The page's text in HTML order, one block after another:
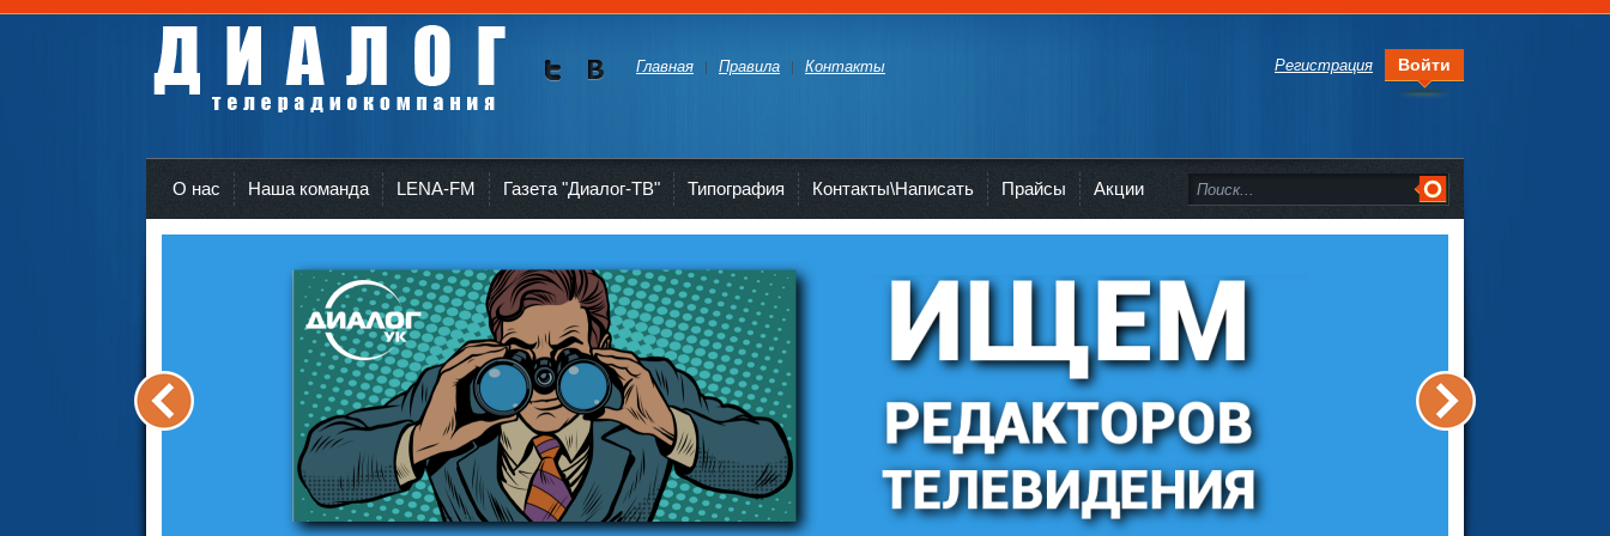
Регистрация Войти
Главная Правила Контакты
О нас Наша команда LENA-FM Газета "Диалог-ТВ" Типография Контакты\Написать Прайсы Акции